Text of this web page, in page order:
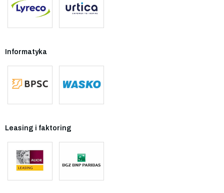
Informatyka
Leasing i faktoring